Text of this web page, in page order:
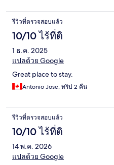
รีวิวที่ตรวจสอบแล้ว
10/10 ไร้ที่ติ
1 ธ.ค. 2025
แปลด้วย Google
Great place to stay.
Antonio Jose, ทริป 2 คืน
รีวิวที่ตรวจสอบแล้ว
10/10 ไร้ที่ติ
14 พ.ค. 2026
แปลด้วย Google